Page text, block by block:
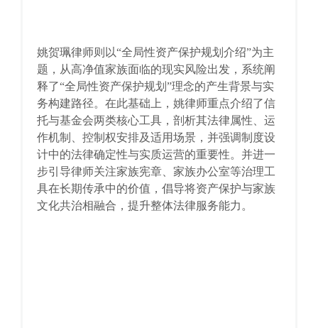
姚贺珮律师则以“全局性资产保护规划介绍”为主
题，从高净值家族面临的现实风险出发，系统阐
释了“全局性资产保护规划”理念的产生背景与实
务构建路径。在此基础上，姚律师重点介绍了信
托与基金会两类核心工具，剖析其法律属性、运
作机制、控制权安排及适用场景，并强调制度设
计中的法律确定性与实质运营的重要性。并进一
步引导律师关注家族宪章、家族办公室等治理工
具在长期传承中的价值，倡导将资产保护与家族
文化共治相融合，提升整体法律服务能力。